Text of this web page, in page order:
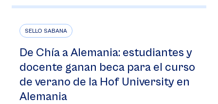
SELLO SABANA
De Chía a Alemania: estudiantes y
docente ganan beca para el curso
de verano de la Hof University en
Alemania